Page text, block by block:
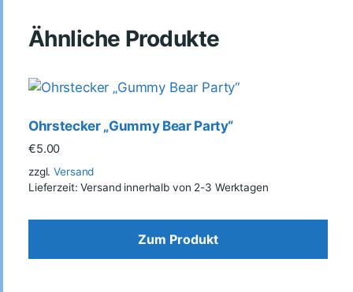
Ähnliche Produkte
Ohrstecker „Gummy Bear Party“
€5.00
zzgl.Versand
Lieferzeit: Versand innerhalb von 2-3 Werktagen
Zum Produkt